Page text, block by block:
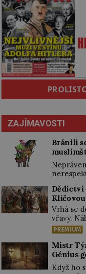
ZAJÍMAVOSTI
Bránili
přestali
proti
hlasitě
Proto se
počátku
Dědictví
vykládal
Vrhá se
vřavy.
z jeho
vévoda
15.
Uhry na
PREMIUM
Mistr
Génius
Když ho